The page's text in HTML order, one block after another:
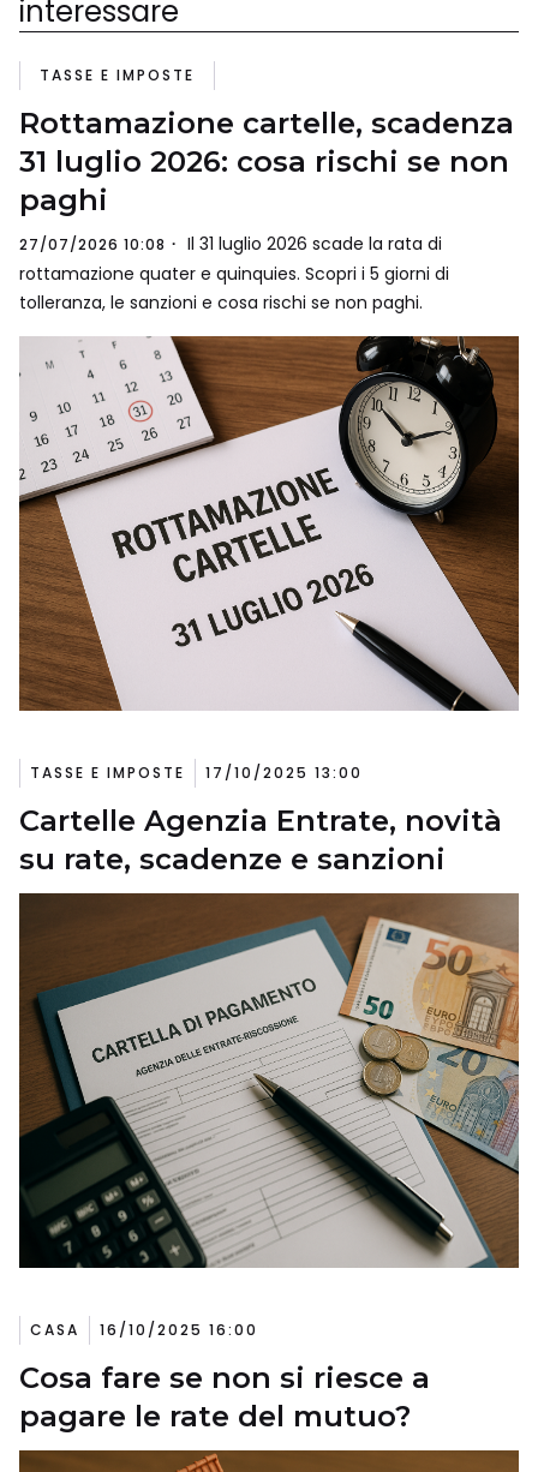
interessare
TASSE E IMPOSTE
Rottamazione cartelle, scadenza
31 luglio 2026: cosa rischi se non
paghi
27/07/2026 10:08
Il 31 luglio 2026 scade la rata di
rottamazione quater e quinquies. Scopri i 5 giorni di
tolleranza, le sanzioni e cosa rischi se non paghi.
TASSE E IMPOSTE 17/10/2025 13:00
Cartelle Agenzia Entrate, novità
su rate, scadenze e sanzioni
CASA 16/10/2025 16:00
Cosa fare se non si riesce a
pagare le rate del mutuo?